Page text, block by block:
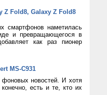
Z Fold8, Galaxy Z Fold8
смартфонов наметилась
и превращающегося в
как раз пионер
MS-C931
новостей. И хотя
есть и те, кто их